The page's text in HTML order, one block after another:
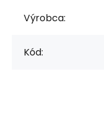
Výrobca:
Kód: